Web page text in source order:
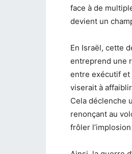
face à de
devient un
En Israël, cette
entreprend une
entre exécutif et
viserait à
Cela déclenche
renonçant au
frôler